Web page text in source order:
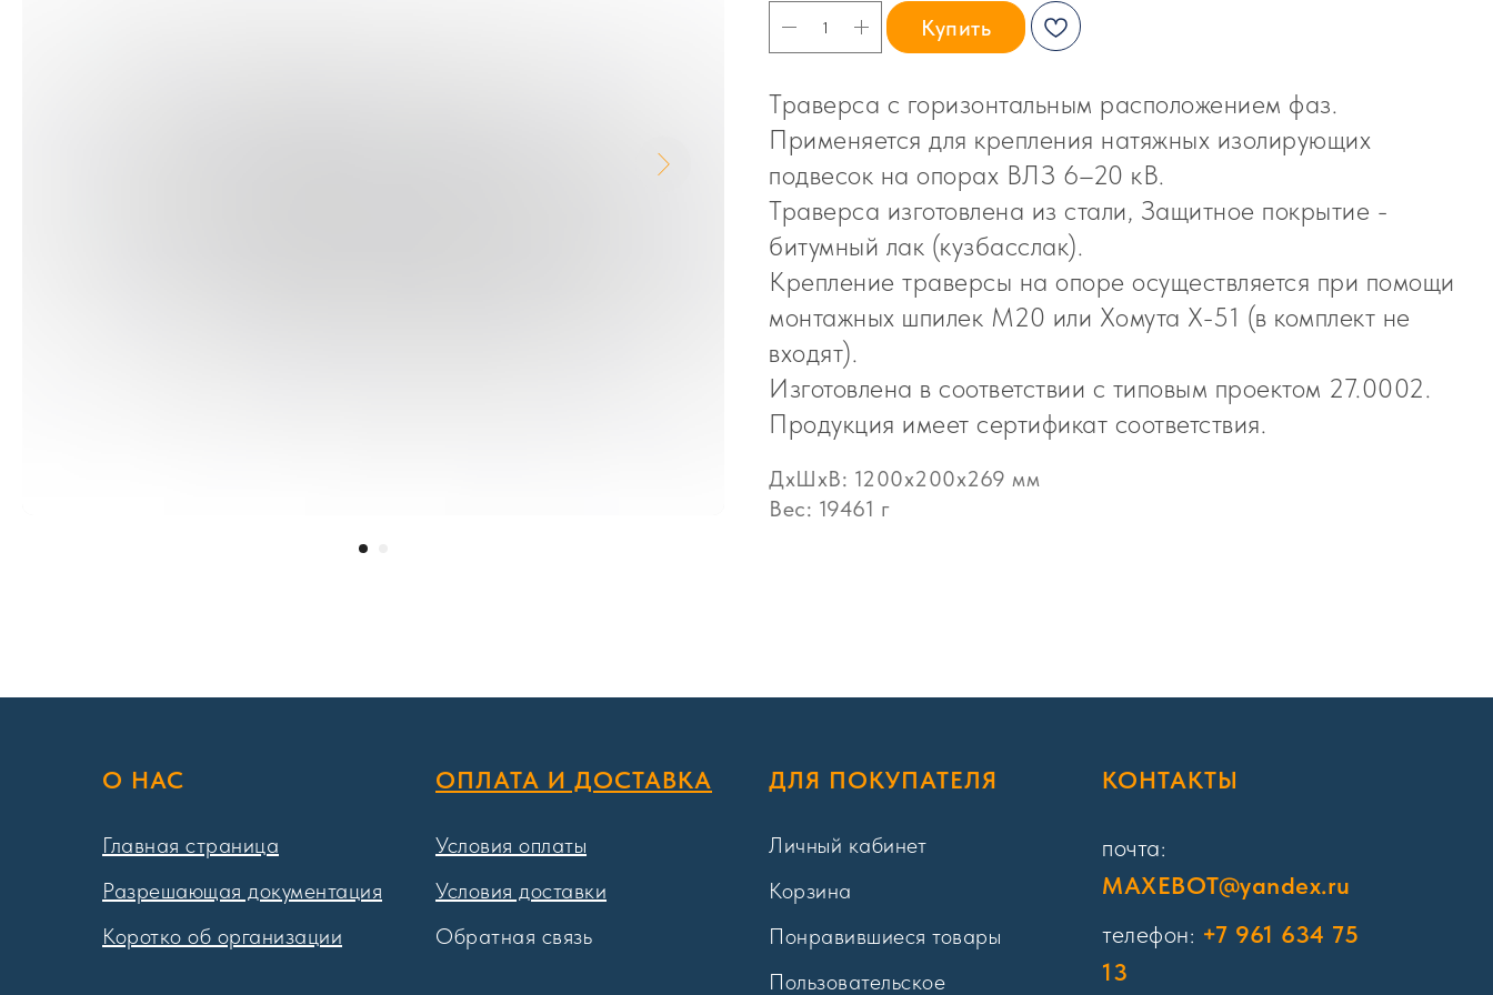
Купить
Траверса с горизонтальным расположением фаз.
Применяется для крепления натяжных изолирующих
подвесок на опорах ВЛЗ 6–20 кВ.
Траверса изготовлена из стали, Защитное покрытие -
битумный лак (кузбасслак).
Крепление траверсы на опоре осуществляется при помощи
монтажных шпилек М20 или Хомута Х-51 (в комплект не
входят).
Изготовлена в соответствии с типовым проектом 27.0002.
Продукция имеет сертификат соответствия.
ДxШxВ: 1200x200x269 мм
Вес: 19461 г
О НАС
Главная страница
Разрешающая документация
Коротко об организации
ОПЛАТА И ДОСТАВКА
Условия оплаты
Условия доставки
Обратная связь
ДЛЯ ПОКУПАТЕЛЯ
Личный кабинет
Корзина
Понравившиеся товары
Пользовательское
КОНТАКТЫ
почта:
MAXEBOT@yandex.ru
телефон: +7 961 634 75
13